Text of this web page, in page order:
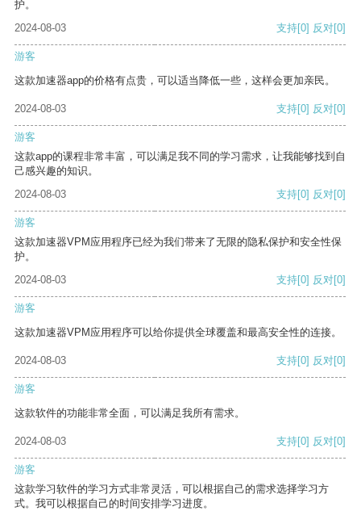
护。
2024-08-03
支持[0] 反对[0]
游客
这款加速器app的价格有点贵，可以适当降低一些，这样会更加亲民。
2024-08-03 支持[0] 反对[0]
游客
这款app的课程非常丰富，可以满足我不同的学习需求，让我能够找到自
己感兴趣的知识。
2024-08-03
支持[0] 反对[0]
游客
这款加速器VPM应用程序已经为我们带来了无限的隐私保护和安全性保
护。
2024-08-03
支持[0] 反对[0]
游客
这款加速器VPM应用程序可以给你提供全球覆盖和最高安全性的连接。
2024-08-03 支持[0] 反对[0]
游客
这款软件的功能非常全面，可以满足我所有需求。
2024-08-03 支持[0] 反对[0]
游客
这款学习软件的学习方式非常灵活，可以根据自己的需求选择学习方
式。我可以根据自己的时间安排学习进度。